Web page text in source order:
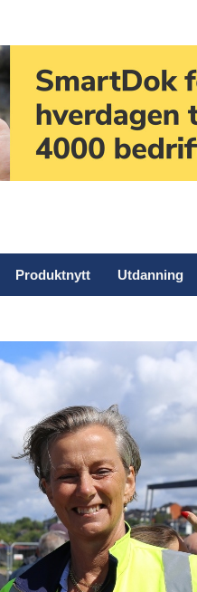
Produktnytt Utdanning